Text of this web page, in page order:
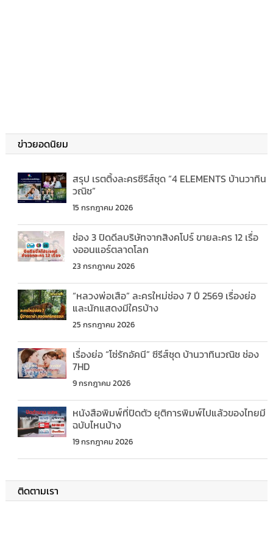
ข่าวยอดนิยม
สรุป เรตติ้งละครซีรีส์ชุด “4 ELEMENTS บ้านวาทิน
วณิช”
15 กรกฎาคม 2026
ช่อง 3 ปิดดีลบริษัทจากสิงคโปร์ ขายละคร 12 เรื่อ
งออนแอร์ตลาดโลก
23 กรกฎาคม 2026
“หลวงพ่อเสือ” ละครใหม่ช่อง 7 ปี 2569 เรื่องย่อ
และนักแสดงมีใครบ้าง
25 กรกฎาคม 2026
เรื่องย่อ “โซ่รักอัคนี” ซีรีส์ชุด บ้านวาทินวณิช ช่อง
7HD
9 กรกฎาคม 2026
หนังสือพิมพ์ที่ปิดตัว ยุติการพิมพ์ไปแล้วของไทยมี
ฉบับไหนบ้าง
19 กรกฎาคม 2026
ติดตามเรา